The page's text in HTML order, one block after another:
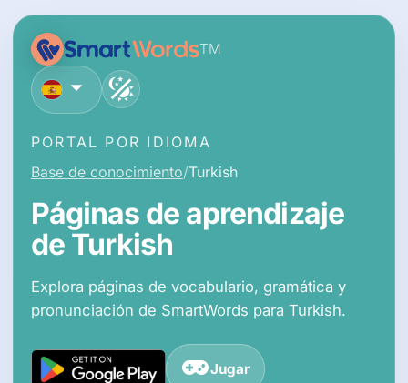
TM
español
PORTAL POR IDIOMA
Base de conocimiento Turkish
Páginas de aprendizaje
de Turkish
Explora páginas de vocabulario, gramática y
pronunciación de SmartWords para Turkish.
Jugar